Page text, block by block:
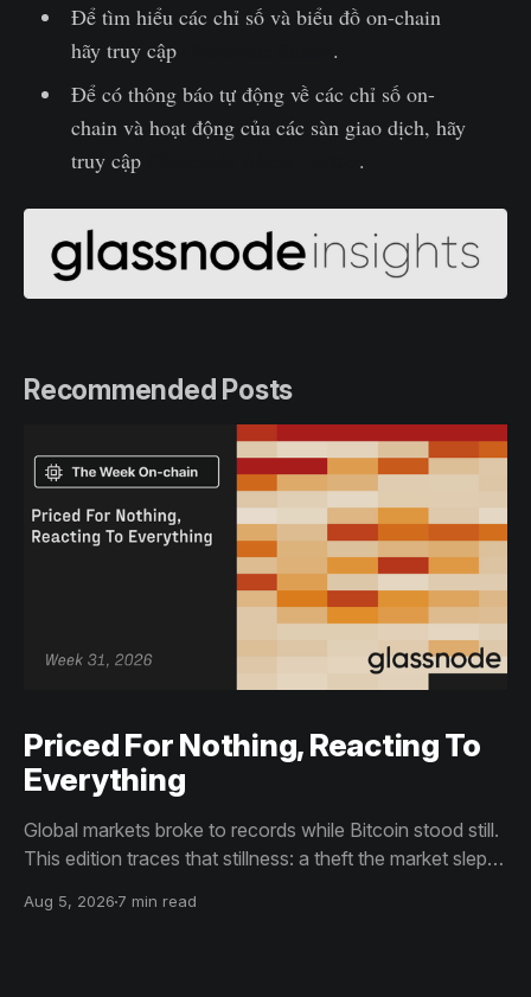
Để tìm hiểu các chỉ số và biểu đồ on-chain
hãy truy cập
.
Để có thông báo tự động về các chỉ số on-
chain và hoạt động của các sàn giao dịch, hãy
truy cập
.‌
Recommended Posts
Priced For Nothing, Reacting To
Everything
Global markets broke to records while Bitcoin stood still.
This edition traces that stillness: a theft the market slept
than capitulation, and an options market priced for
Aug 5, 2026 7 min read